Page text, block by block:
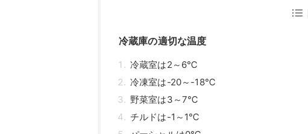
冷蔵庫の適切な温度
冷蔵室は2～6℃
冷凍室は-20～-18℃
野菜室は3～7℃
チルドは-1～1℃